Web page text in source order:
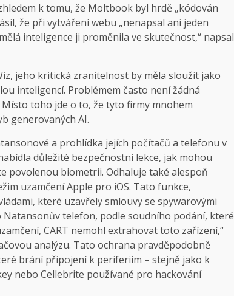
k tomu, že Moltbook byl hrdě „kódován
že při vytváření webu „nenapsal ani jeden
inteligence ji proměnila ve skutečnost,“ napsal
jeho kritická zranitelnost by měla sloužit jako
inteligencí. Problémem často není žádná
toho jde o to, že tyto firmy mnohem
generovaných AI.
a prohlídka jejích počítačů a telefonu v
důležité bezpečnostní lekce, jak mohou
povolenou biometrii. Odhaluje také alespoň
uzamčení Apple pro iOS. Tato funkce,
které uzavřely smlouvy se spywarovými
telefon, podle soudního podání, které
CART nemohl extrahovat toto zařízení,“
analýzu. Tato ochrana pravděpodobně
brání připojení k periferiím – stejně jako k
nebo Cellebrite používané pro hackování